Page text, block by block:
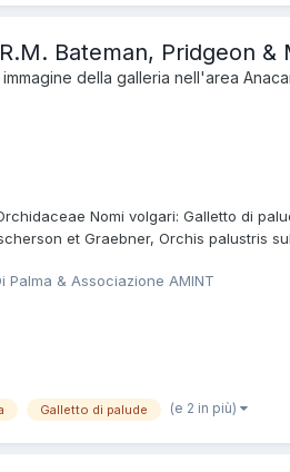
Bateman, Pridgeon &
della galleria nell'area
Nomi volgari: Galletto di
et Graebner, Orchis palustris
Palma & Associazione AMINT
Galletto di palude (e 2 in più)